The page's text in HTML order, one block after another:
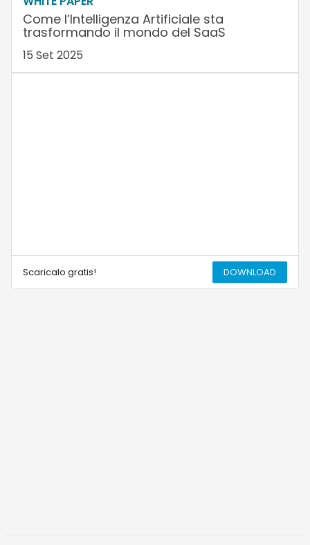
Come l’Intelligenza Artificiale sta
trasformando il mondo del SaaS
15 Set 2025
Scaricalo gratis! DOWNLOAD